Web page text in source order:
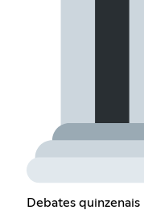
Debates quinzenais